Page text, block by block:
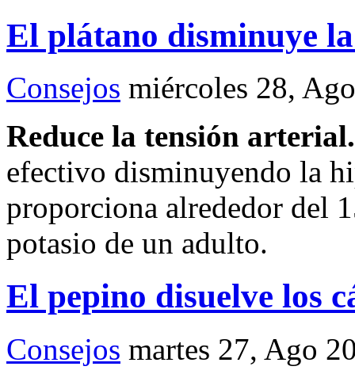
El plátano disminuye
Consejos miércoles 28,
Reduce la tensión arterial.
efectivo disminuyendo la
proporciona alrededor del
potasio de un adulto.
El pepino disuelve los
Consejos martes 27, Ago